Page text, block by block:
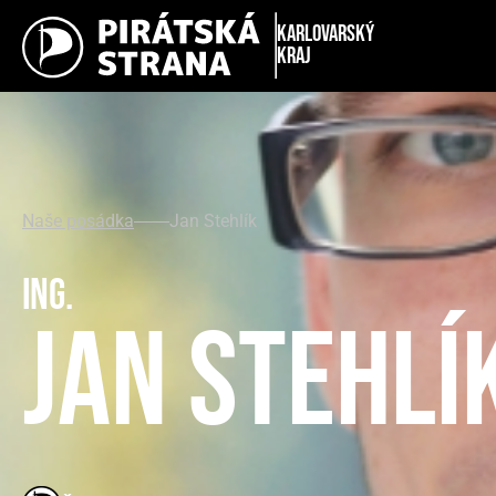
Karlovarský
kraj
Naše posádka Jan Stehlík
Ing.
Jan